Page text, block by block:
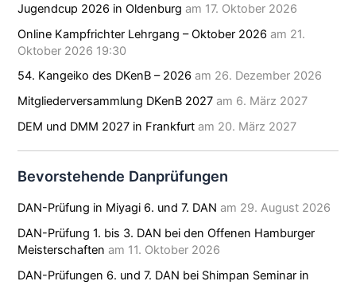
Jugendcup 2026 in Oldenburg am 17. Oktober 2026
Online Kampfrichter Lehrgang – Oktober 2026 am 21.
Oktober 2026 19:30
54. Kangeiko des DKenB – 2026 am 26. Dezember 2026
Mitgliederversammlung DKenB 2027 am 6. März 2027
DEM und DMM 2027 in Frankfurt am 20. März 2027
Bevorstehende Danprüfungen
DAN-Prüfung in Miyagi 6. und 7. DAN am 29. August 2026
DAN-Prüfung 1. bis 3. DAN bei den Offenen Hamburger
Meisterschaften am 11. Oktober 2026
DAN-Prüfungen 6. und 7. DAN bei Shimpan Seminar in